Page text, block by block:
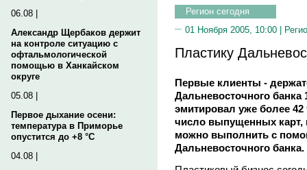
06.08 |
Александр Щербаков держит
на контроле ситуацию с
офтальмологической
помощью в Ханкайском
округе
05.08 |
Первое дыхание осени:
температура в Приморье
опустится до +8 °C
04.08 |
Регион сегодня
01 Ноября 2005, 10:00 |
Пластику
Первые клиенты -
Дальневосточного банка
эмитировал уже более
число выпущенных карт,
можно выполнить с
Дальневосточного банка.